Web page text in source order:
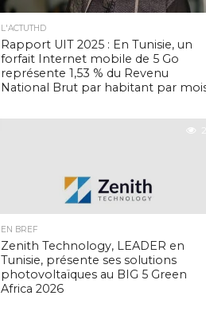
L'ACTUTHD
Rapport UIT 2025 : En Tunisie, un
forfait Internet mobile de 5 Go
représente 1,53 % du Revenu
National Brut par habitant par
EN BREF
Zenith Technology, LEADER en
Tunisie, présente ses solutions
photovoltaïques au BIG 5 Green
Africa 2026